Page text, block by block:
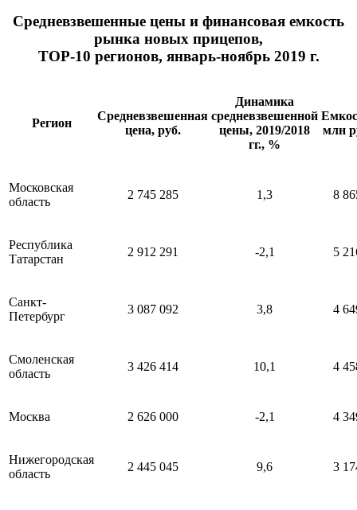
Средневзвешенные цены и финансовая емкость
рынка новых прицепов,
ТОР-10 регионов, январь-ноябрь 2019 г.
Регион
Средневзвешенная
цена, руб.
Динамика
средневзвешенной
цены, 2019/2018
гг., %
млн
Московская
область
2 745 285 1,3 8
Республика
Татарстан
2 912 291 -2,1 5
Санкт-
Петербург
3 087 092 3,8 4
Смоленская
область
3 426 414 10,1 4
Москва 2 626 000 -2,1 4
Нижегородская
область
2 445 045 9,6 3